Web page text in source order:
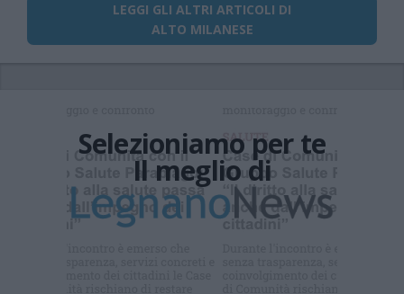
LEGGI GLI ALTRI ARTICOLI DI
ALTO MILANESE
Selezioniamo per te
Il meglio di